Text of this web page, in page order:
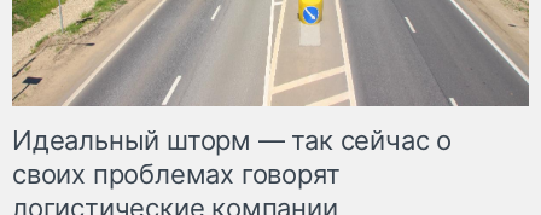
Идеальный шторм — так сейчас о
своих проблемах говорят
логистические компании